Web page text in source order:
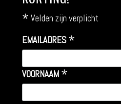
* Velden zijn verplicht
EMAILADRES *
VOORNAAM *